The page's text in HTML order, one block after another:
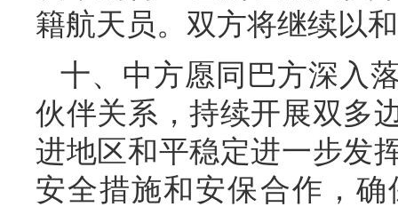
籍航天员。双方将继续以
十、中方愿同巴方深入
伙伴关系，持续开展双多
进地区和平稳定进一步发
安全措施和安保合作，